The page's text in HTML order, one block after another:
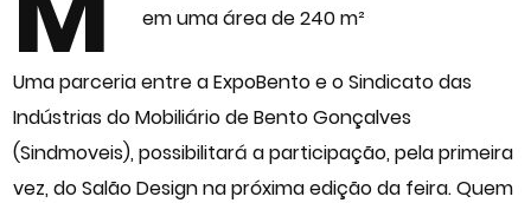
em uma área de 240 m²
Uma parceria entre a ExpoBento e o Sindicato das
Indústrias do Mobiliário de Bento Gonçalves
(Sindmoveis), possibilitará a participação, pela primeira
vez, do Salão Design na próxima edição da feira. Quem